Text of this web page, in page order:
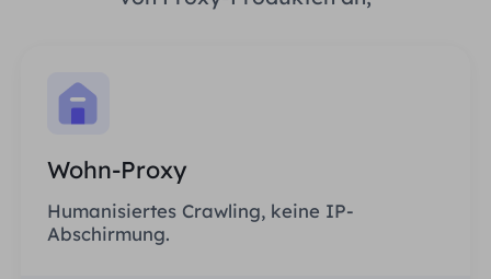
Wohn-Proxy
Humanisiertes Crawling, keine IP-
Abschirmung.